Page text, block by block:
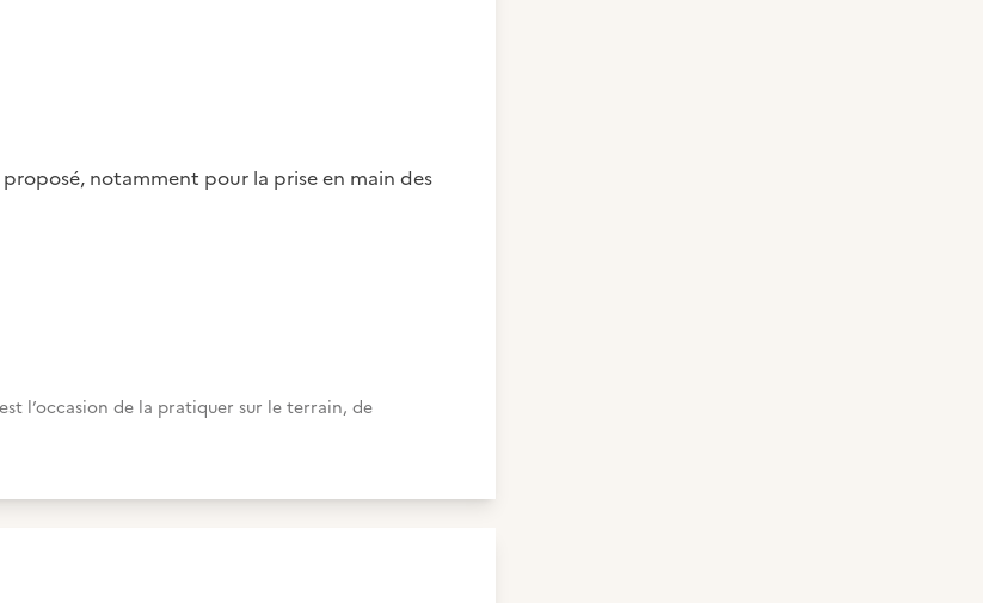
notamment pour la prise en main des
l’occasion de la pratiquer sur le terrain, de